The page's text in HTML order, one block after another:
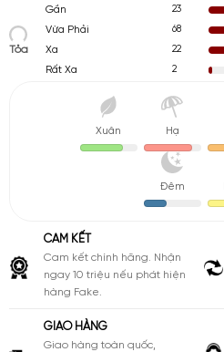
Tỏa
Gần
23
Vừa Phải
68
Xa
22
Rất Xa
2
Xuân Hạ
Đêm
CAM KẾT
Cam kết chính hãng. Nhận
ngay 10 triệu nếu phát hiện
hàng Fake.
GIAO HÀNG
Giao hàng toàn quốc,